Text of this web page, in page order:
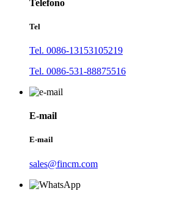
Telefono
Tel
Tel. 0086-13153105219
Tel. 0086-531-88875516
E-mail
E-mail
sales@fincm.com